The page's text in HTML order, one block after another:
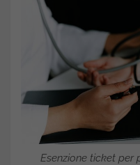
Esenzione ticket per